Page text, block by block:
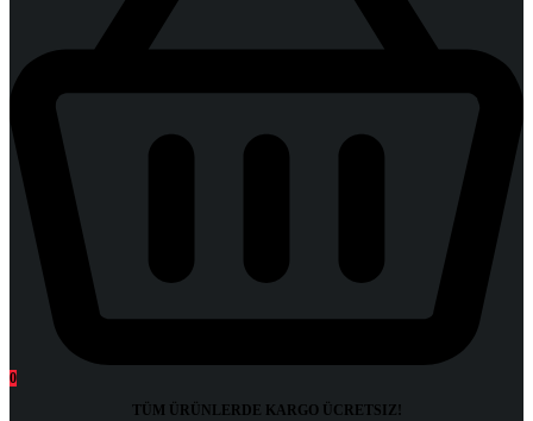
0
TÜM ÜRÜNLERDE KARGO ÜCRETSIZ!